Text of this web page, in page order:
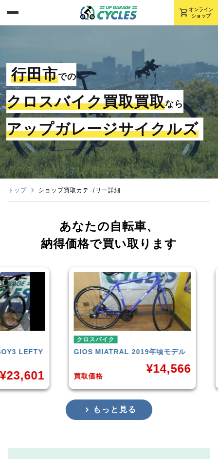
shopping_cart オンライン
ショップ
行田市での
クロスバイク買取買取なら
アップガレージサイクルズ
トップ ショップ買取カテゴリー詳細
あなたの自転車、
納得価格で買い取ります
クロスバイク
MIATRAL 2019年頃モデル
買取価格
14,566
もっと見る